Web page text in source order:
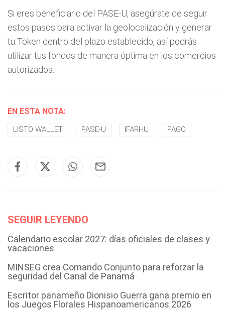
Si eres beneficiario del PASE-U, asegúrate de seguir
estos pasos para activar la geolocalización y generar
tu Token dentro del plazo establecido, así podrás
utilizar tus fondos de manera óptima en los comercios
autorizados.
EN ESTA NOTA:
LISTO WALLET PASE-U IFARHU PAGO
SEGUIR LEYENDO
Calendario escolar 2027: días oficiales de clases y
vacaciones
MINSEG crea Comando Conjunto para reforzar la
seguridad del Canal de Panamá
Escritor panameño Dionisio Guerra gana premio en
los Juegos Florales Hispanoamericanos 2026